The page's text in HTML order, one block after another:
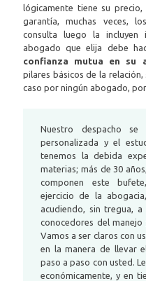
lógicamente tiene su
garantía, muchas veces,
consulta luego la incluyen
abogado que elija debe
confianza mutua en su
pilares básicos de la
caso por ningún abogado,
Nuestro despacho
personalizada y el
tenemos la debida
materias; más de 30
componen este
ejercicio de la
acudiendo, sin tregua,
conocedores del manejo
Vamos a ser claros con
en la manera de llevar
paso a paso con usted.
económicamente, y en